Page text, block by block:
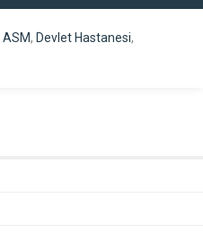
ASM, Devlet Hastanesi,